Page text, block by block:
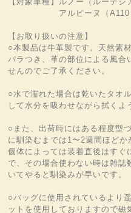
アルピーヌ（A110
【お取り扱いの注意】
○本製品は牛革製です。天然素
バラつき、革の部位による風合
せんのでご了承ください。
○水で濡れた場合は乾いたタオ
して水分を吸わせながら拭くよ
○また、出荷時にはある程度型
に馴染むまでは1〜2週間ほどか
個体によっては装着直後はすぐ
で、その場合使わない時は雑誌
いてやると馴染みが早いです。
○バッグに使用されているより
ットを使用しておりますので磁